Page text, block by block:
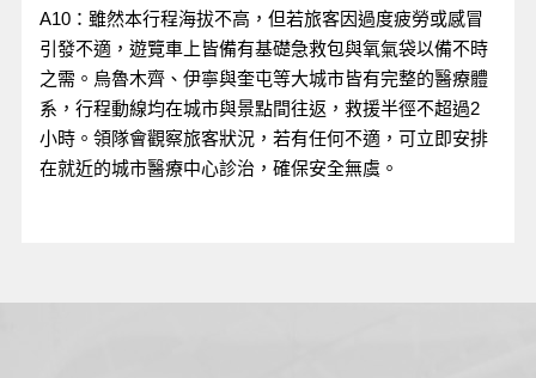
A10：雖然本行程海拔不高，但若旅客因過度疲勞或感冒
引發不適，遊覽車上皆備有基礎急救包與氧氣袋以備不時
之需。烏魯木齊、伊寧與奎屯等大城市皆有完整的醫療體
系，行程動線均在城市與景點間往返，救援半徑不超過2
小時。領隊會觀察旅客狀況，若有任何不適，可立即安排
在就近的城市醫療中心診治，確保安全無虞。